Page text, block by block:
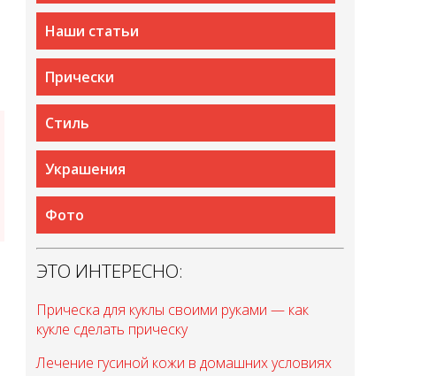
Наши статьи
Прически
Стиль
Украшения
Фото
ЭТО ИНТЕРЕСНО:
Прическа для куклы своими руками — как
кукле сделать прическу
Лечение гусиной кожи в домашних условиях